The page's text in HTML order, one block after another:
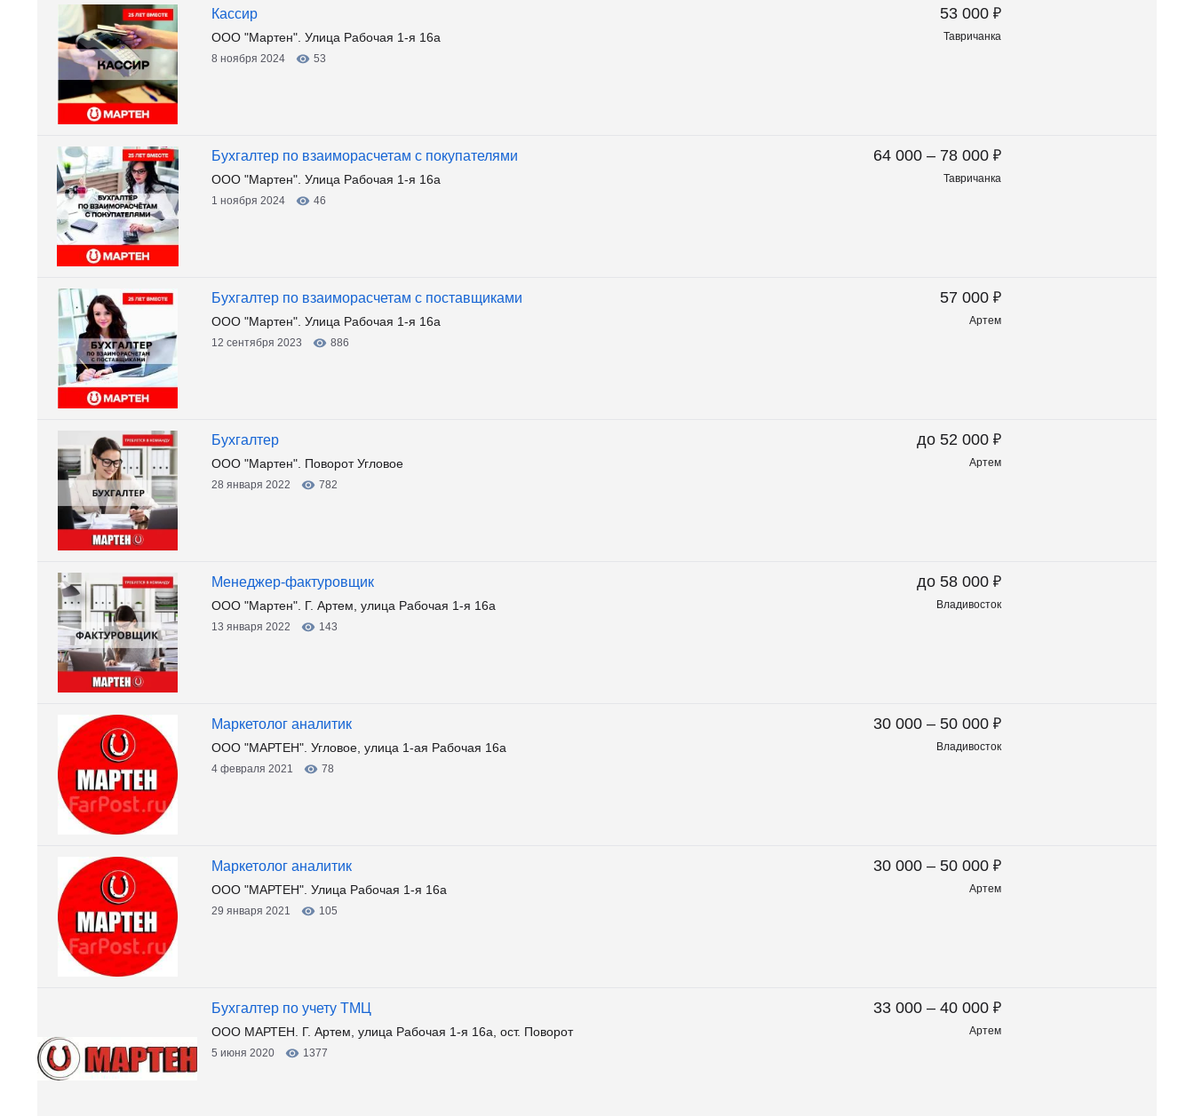
53 000 ₽
Тавричанка
Кассир
ООО "Мартен". Улица Рабочая 1-я 16а
8 ноября 2024 53
64 000 – 78 000 ₽
Тавричанка
Бухгалтер по взаиморасчетам с покупателями
ООО "Мартен". Улица Рабочая 1-я 16а
1 ноября 2024 46
57 000 ₽
Артем
Бухгалтер по взаиморасчетам с поставщиками
ООО "Мартен". Улица Рабочая 1-я 16а
12 сентября 2023 886
до 52 000 ₽
Артем
Бухгалтер
ООО "Мартен". Поворот Угловое
28 января 2022 782
до 58 000 ₽
Владивосток
Менеджер-фактуровщик
ООО "Мартен". Г. Артем, улица Рабочая 1-я 16а
13 января 2022 143
30 000 – 50 000 ₽
Владивосток
Маркетолог аналитик
ООО "МАРТЕН". Угловое, улица 1-ая Рабочая 16а
4 февраля 2021 78
30 000 – 50 000 ₽
Артем
Маркетолог аналитик
ООО "МАРТЕН". Улица Рабочая 1-я 16а
29 января 2021 105
33 000 – 40 000 ₽
Артем
Бухгалтер по учету ТМЦ
ООО МАРТЕН. Г. Артем, улица Рабочая 1-я 16а, ост. Поворот
5 июня 2020 1377